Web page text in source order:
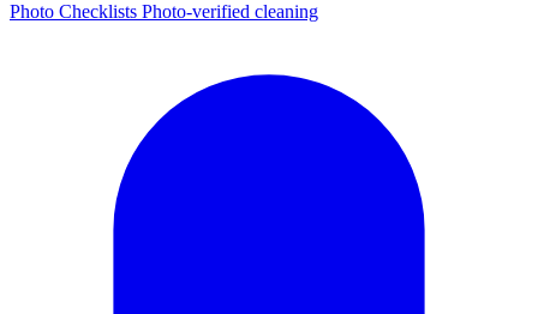
Photo Checklists Photo-verified cleaning